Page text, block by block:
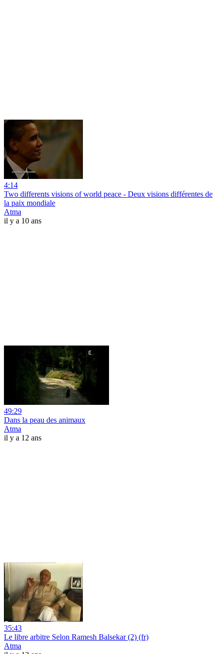
4:14
Two differents visions of world peace - Deux visions différentes de
la paix mondiale
Atma
il y a 10 ans
49:29
Dans la peau des animaux
Atma
il y a 12 ans
35:43
Le libre arbitre Selon Ramesh Balsekar (2) (fr)
Atma